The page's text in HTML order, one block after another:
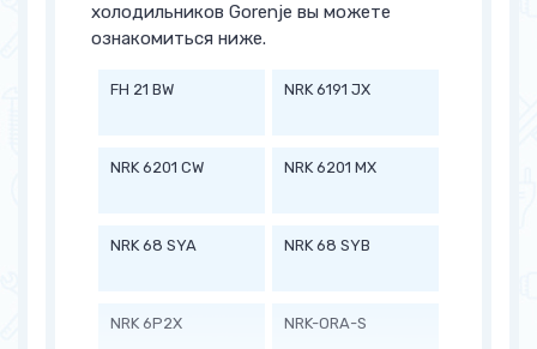
холодильников Gorenje вы можете
ознакомиться ниже.
FH 21 BW NRK 6191 JX
NRK 6201 CW NRK 6201 MX
NRK 68 SYA NRK 68 SYB
NRK 6P2X NRK-ORA-S